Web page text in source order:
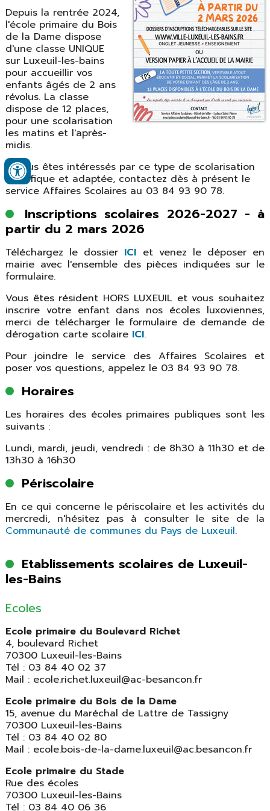
Depuis la rentrée 2024,
l'école primaire du Bois
de la Dame dispose
d'une classe UNIQUE
sur Luxeuil-les-bains
pour accueillir vos
enfants âgés de 2 ans
révolus. La classe
dispose de 12 places,
pour une scolarisation
les matins et l'après-
midis.
Si vous êtes intéressés par ce type de scolarisation
spécifique et adaptée, contactez dès à présent le
service Affaires Scolaires au 03 84 93 90 78.
Inscriptions scolaires 2026-2027 - à
partir du 2 mars 2026
Téléchargez le dossier ICI et venez le déposer en
mairie avec l'ensemble des pièces indiquées sur le
formulaire.
Vous êtes résident HORS LUXEUIL et vous souhaitez
inscrire votre enfant dans nos écoles luxoviennes,
merci de télécharger le formulaire de demande de
dérogation carte scolaire ICI.
Pour joindre le service des Affaires Scolaires et
poser vos questions, appelez le 03 84 93 90 78.
Horaires
Les horaires des écoles primaires publiques sont les
suivants :
Lundi, mardi, jeudi, vendredi : de 8h30 à 11h30 et de
13h30 à 16h30
Périscolaire
En ce qui concerne le périscolaire et les activités du
mercredi, n'hésitez pas à consulter le site de la
Communauté de communes du Pays de Luxeuil.
Etablissements scolaires de Luxeuil-
les-Bains
Ecoles
Ecole primaire du Boulevard Richet
4, boulevard Richet
70300 Luxeuil-les-Bains
Tél : 03 84 40 02 37
Mail : ecole.richet.luxeuil@ac-besancon.fr
Ecole primaire du Bois de la Dame
15, avenue du Maréchal de Lattre de Tassigny
70300 Luxeuil-les-Bains
Tél : 03 84 40 02 80
Mail : ecole.bois-de-la-dame.luxeuil@ac.besancon.fr
Ecole primaire du Stade
Rue des écoles
70300 Luxeuil-les-Bains
Tél : 03 84 40 06 36